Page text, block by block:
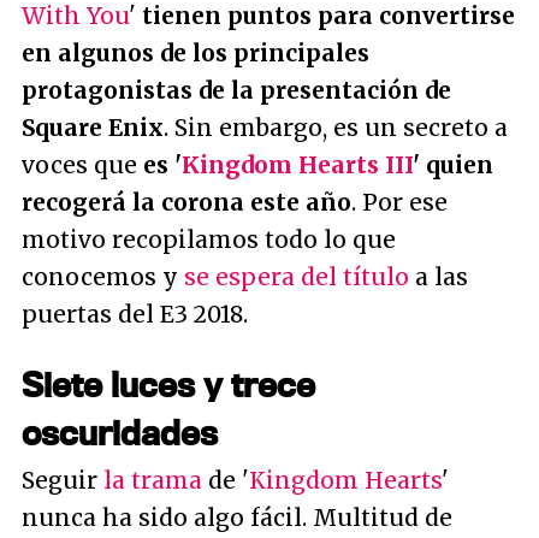
With You' tienen puntos para convertirse
en algunos de los principales
protagonistas de la presentación de
Square Enix. Sin embargo, es un secreto a
voces que es 'Kingdom Hearts III' quien
recogerá la corona este año. Por ese
motivo recopilamos todo lo que
conocemos y se espera del título a las
puertas del E3 2018.
Siete luces y trece
oscuridades
Seguir la trama de 'Kingdom Hearts'
nunca ha sido algo fácil. Multitud de